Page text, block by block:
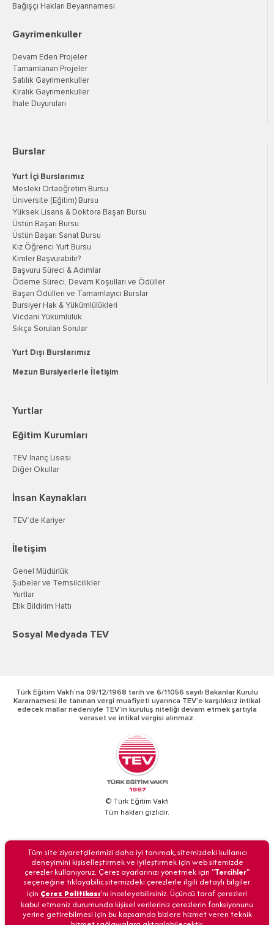
Bağışçı Hakları Beyannamesi
Gayrimenkuller
Devam Eden Projeler
Tamamlanan Projeler
Satılık Gayrimenkuller
Kiralık Gayrimenkuller
İhale Duyuruları
Burslar
Yurt İçi Burslarımız
Mesleki Ortaöğretim Bursu
Üniversite (Eğitim) Bursu
Yüksek Lisans & Doktora Başarı Bursu
Üstün Başarı Bursu
Üstün Başarı Sanat Bursu
Kız Öğrenci Yurt Bursu
Kimler Başvurabilir?
Başvuru Süreci & Adımlar
Ödeme Süreci, Devam Koşulları ve Ödüller
Başarı Ödülleri ve Tamamlayıcı Burslar
Bursiyer Hak & Yükümlülükleri
Vicdani Yükümlülük
Sıkça Sorulan Sorular
Yurt Dışı Burslarımız
Mezun Bursiyerlerle İletişim
Yurtlar
Eğitim Kurumları
TEV İnanç Lisesi
Diğer Okullar
İnsan Kaynakları
TEV’de Kariyer
İletişim
Genel Müdürlük
Şubeler ve Temsilcilikler
Yurtlar
Etik Bildirim Hattı
Sosyal Medyada TEV
Türk Eğitim Vakfı’na 09/12/1968 tarih ve 6/11056 sayılı Bakanlar Kurulu
Kararnamesi ile tanınan vergi muafiyeti uyarınca TEV’e karşılıksız intikal
edecek mallar nedeniyle TEV’in kuruluş niteliği devam etmek şartıyla
veraset ve intikal vergisi alınmaz.
© Türk Eğitim Vakfı
Tüm hakları gizlidir.
BİZİ ARAYIN
Anasayfa İletişim Veri Güvenliği Kişisel Verilerin Korunması
Tüm site ziyaretçilerimizi daha iyi tanımak, sitemizdeki kullanıcı
deneyimini kişiselleştirmek ve iyileştirmek için web sitemizde
çerezler kullanıyoruz. Çerez ayarlarınızı yönetmek için "Tercihler"
seçeneğine tıklayabilir, sitemizdeki çerezlerle ilgili detaylı bilgiler
için Çerez Politikası'nı inceleyebilirsiniz. Üçüncü taraf çerezleri
kabul etmeniz durumunda kişisel verileriniz çerezlerin fonksiyonunu
yerine getirebilmesi için bu kapsamda bizlere hizmet veren teknik